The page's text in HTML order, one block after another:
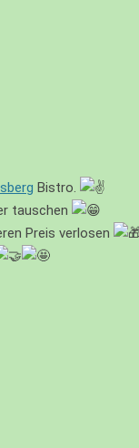
Bistro.
tauschen
Preis verlosen